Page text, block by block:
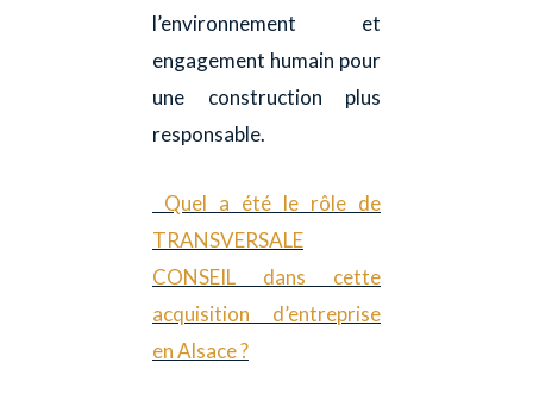
l’environnement et
engagement humain pour
une construction plus
responsable.
Quel a été le rôle de
TRANSVERSALE
CONSEIL dans cette
acquisition d’entreprise
en Alsace ?